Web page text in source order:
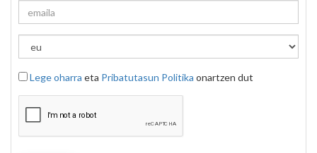
Lege oharra eta Pribatutasun Politika onartzen dut